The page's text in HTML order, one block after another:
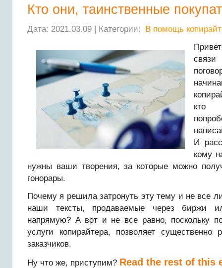
Кто они, таинственные
Дата: 2021.03.09 | Категории:
В помощь
кто
И
кому
нужны ваши творения, за которые можно
гонорары.
Почему я решила затронуть эту тему и не все
наши тексты, продаваемые через биржи
напрямую? А вот и не все равно, поскольку
услуги копирайтера, позволяет существенно
заказчиков.
Ну что же, приступим? Read the rest of this